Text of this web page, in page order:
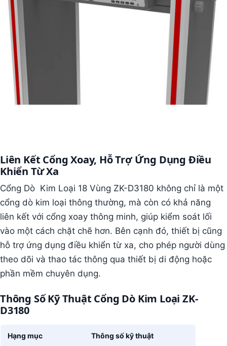
Liên Kết Cổng Xoay, Hỗ Trợ Ứng Dụng Điều
Khiển Từ Xa
Cổng Dò Kim Loại 18 Vùng ZK-D3180 không chỉ là một
cổng dò kim loại thông thường, mà còn có khả năng
liên kết với cổng xoay thông minh, giúp kiểm soát lối
vào một cách chặt chẽ hơn. Bên cạnh đó, thiết bị cũng
hỗ trợ ứng dụng điều khiển từ xa, cho phép người dùng
theo dõi và thao tác thông qua thiết bị di động hoặc
phần mềm chuyên dụng.
Thông Số Kỹ Thuật Cổng Dò Kim Loại ZK-
D3180
Hạng mục Thông số kỹ thuật